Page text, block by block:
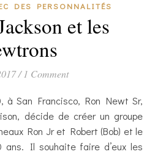
DES PERSONNALITÉS
et les
/ 1 Comment
décide de créer un groupe
Ron Jr et Robert (Bob) et le
ans. Il souhaite faire d’eux les